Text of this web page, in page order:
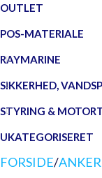
OUTLET
POS-MATERIALE
RAYMARINE
SIKKERHED,
STYRING &
UKATEGORISERET
FORSIDE/